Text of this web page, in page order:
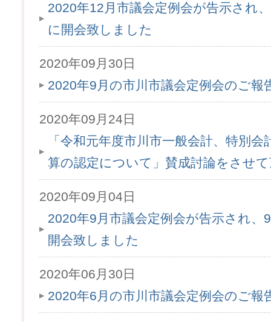
2020年12月市議会定例会が告示され
に開会致しました
2020年09月30日
2020年9月の市川市議会定例会のご報
2020年09月24日
「令和元年度市川市一般会計、特別
算の認定について」賛成討論をさせ
2020年09月04日
2020年9月市議会定例会が告示され、
開会致しました
2020年06月30日
2020年6月の市川市議会定例会のご報